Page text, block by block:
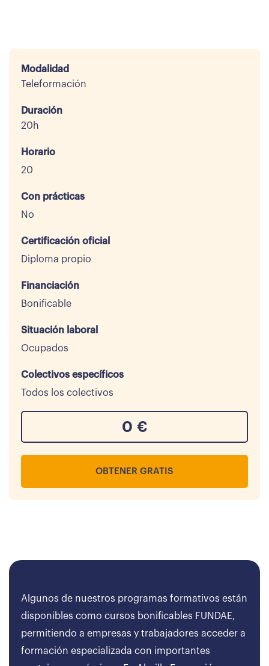
Modalidad
Teleformación
Duración
20h
Horario
20
Con prácticas
No
Certificación oficial
Diploma propio
Financiación
Bonificable
Situación laboral
Ocupados
Colectivos específicos
Todos los colectivos
0 €
OBTENER GRATIS
Algunos de nuestros programas formativos están
disponibles como cursos bonificables FUNDAE,
permitiendo a empresas y trabajadores acceder a
formación especializada con importantes